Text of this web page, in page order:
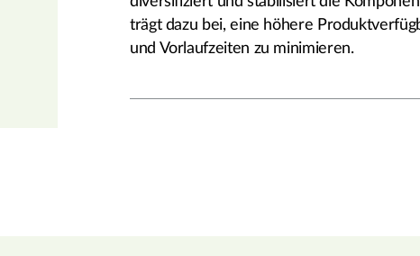
trägt dazu bei, eine höhere
und Vorlaufzeiten zu minimieren.